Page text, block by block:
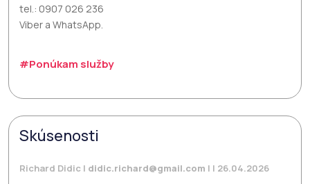
tel.: 0907 026 236
Viber a WhatsApp.
#Ponúkam služby
Skúsenosti
Richard Didic | didic.richard@gmail.com | | 26.04.2026